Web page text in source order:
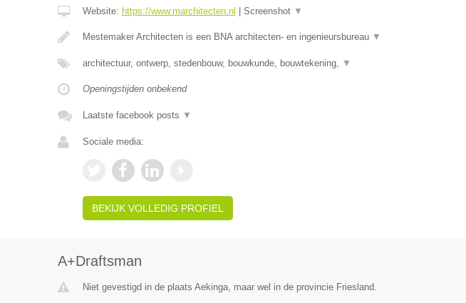
Website: https://www.marchitecten.nl Screenshot ▼
Mestemaker Architecten is een BNA architecten- en ingenieursbureau ▼
architectuur, ontwerp, stedenbouw, bouwkunde, bouwtekening, ▼
Openingstijden onbekend
Laatste facebook posts ▼
Sociale media:
BEKIJK VOLLEDIG PROFIEL
A+Draftsman
Niet gevestigd in de plaats Aekinga, maar wel in de provincie Friesland.